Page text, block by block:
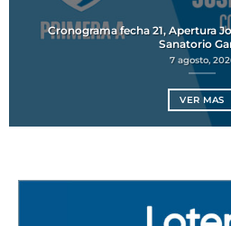
Cronograma fecha 21, Apertura
Sanatorio
7 agosto,
VER MAS